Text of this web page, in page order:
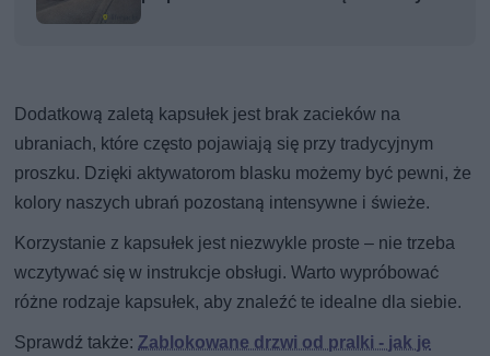
Dodatkową zaletą kapsułek jest brak zacieków na
ubraniach, które często pojawiają się przy tradycyjnym
proszku. Dzięki aktywatorom blasku możemy być pewni, że
kolory naszych ubrań pozostaną intensywne i świeże.
Korzystanie z kapsułek jest niezwykle proste – nie trzeba
wczytywać się w instrukcje obsługi. Warto wypróbować
różne rodzaje kapsułek, aby znaleźć te idealne dla siebie.
Sprawdź także:Zablokowane drzwi od pralki - jak je